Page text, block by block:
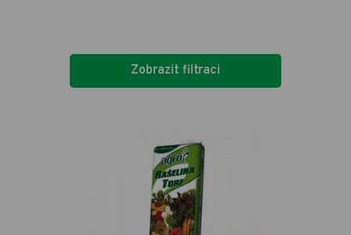
Zobrazit filtraci